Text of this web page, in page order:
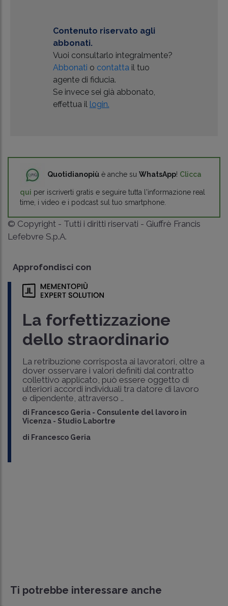
Contenuto riservato agli
abbonati.
Vuoi consultarlo integralmente?
Abbonati o contatta il tuo
agente di fiducia.
Se invece sei già abbonato,
effettua il login.
Quotidianopiù è anche su WhatsApp! Clicca
qui per iscriverti gratis e seguire tutta l'informazione real
time, i video e i podcast sul tuo smartphone.
© Copyright - Tutti i diritti riservati - Giuffrè Francis
Lefebvre S.p.A.
Approfondisci con
La forfettizzazione
dello straordinario
La retribuzione corrisposta ai lavoratori, oltre a
dover osservare i valori definiti dal contratto
collettivo applicato, può essere oggetto di
ulteriori accordi individuali tra datore di lavoro
e dipendente, attraverso ..
di Francesco Geria - Consulente del lavoro in
Vicenza - Studio Labortre
di Francesco Geria
Ti potrebbe interessare anche